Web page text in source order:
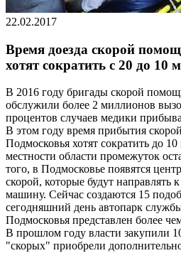
22.02.2017
Время доезда скорой
хотят сократить с 20 до 10
В 2016 году бригады скорой
обслужили более 2 миллионов
процентов случаев медики
В этом году время прибытия
Подмосковья хотят сократить до
местности области промежуток
того, в Подмосковье появятся
скорой, которые будут
машину. Сейчас создаются 15
сегодняшний день автопарк
Подмосковья представлен более
В прошлом году власти закупили
"скорых" приобрели